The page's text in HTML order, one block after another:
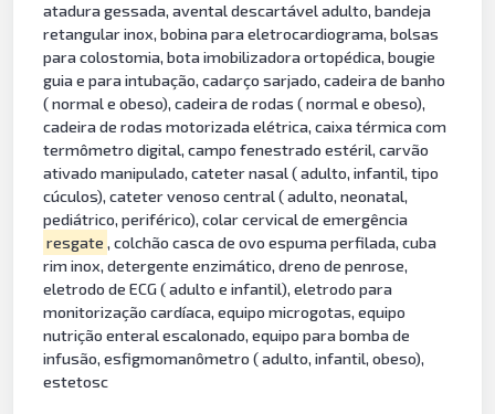
atadura gessada, avental descartável adulto, bandeja
retangular inox, bobina para eletrocardiograma, bolsas
para colostomia, bota imobilizadora ortopédica, bougie
guia e para intubação, cadarço sarjado, cadeira de banho
( normal e obeso), cadeira de rodas ( normal e obeso),
cadeira de rodas motorizada elétrica, caixa térmica com
termômetro digital, campo fenestrado estéril, carvão
ativado manipulado, cateter nasal ( adulto, infantil, tipo
cúculos), cateter venoso central ( adulto, neonatal,
pediátrico, periférico), colar cervical de emergência
resgate , colchão casca de ovo espuma perfilada, cuba
rim inox, detergente enzimático, dreno de penrose,
eletrodo de ECG ( adulto e infantil), eletrodo para
monitorização cardíaca, equipo microgotas, equipo
nutrição enteral escalonado, equipo para bomba de
infusão, esfigmomanômetro ( adulto, infantil, obeso),
estetosc